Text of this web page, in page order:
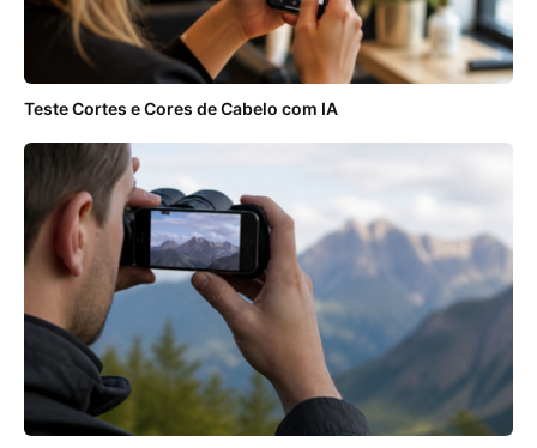
Teste Cortes e Cores de Cabelo com IA